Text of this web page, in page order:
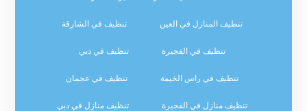
تنظيف المنازل في العين تنظيف في الشارقة
تنظيف في الفجيرة تنظيف في دبي
تنظيف في راس الخيمة تنظيف في عجمان
تنظيف منازل في الفجيرة تنظيف منازل في دبي